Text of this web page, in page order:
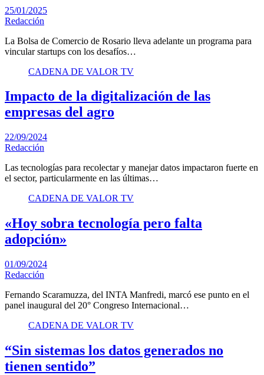
25/01/2025
Redacción
La Bolsa de Comercio de Rosario lleva adelante un programa para
vincular startups con los desafíos…
CADENA DE VALOR TV
Impacto de la digitalización de las
empresas del agro
22/09/2024
Redacción
Las tecnologías para recolectar y manejar datos impactaron fuerte en
el sector, particularmente en las últimas…
CADENA DE VALOR TV
«Hoy sobra tecnología pero falta
adopción»
01/09/2024
Redacción
Fernando Scaramuzza, del INTA Manfredi, marcó ese punto en el
panel inaugural del 20° Congreso Internacional…
CADENA DE VALOR TV
“Sin sistemas los datos generados no
tienen sentido”